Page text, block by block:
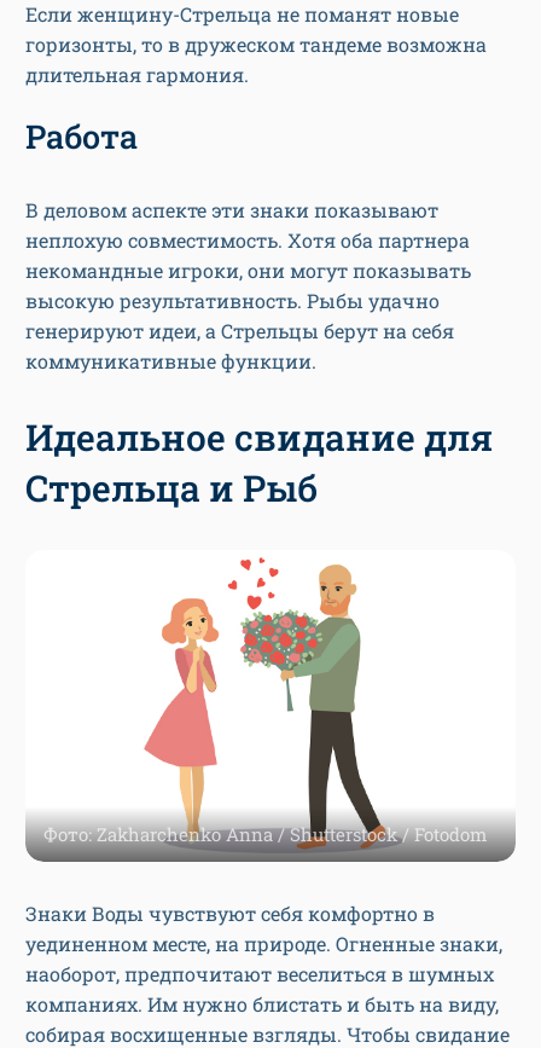
Если женщину-Стрельца не поманят новые
горизонты, то в дружеском тандеме возможна
длительная гармония.
Работа
В деловом аспекте эти знаки показывают
неплохую совместимость. Хотя оба партнера
некомандные игроки, они могут показывать
высокую результативность. Рыбы удачно
генерируют идеи, а Стрельцы берут на себя
коммуникативные функции.
Идеальное свидание для
Стрельца и Рыб
Фото: Zakharchenko Anna / Shutterstock / Fotodom
Знаки Воды чувствуют себя комфортно в
уединенном месте, на природе. Огненные знаки,
наоборот, предпочитают веселиться в шумных
компаниях. Им нужно блистать и быть на виду,
собирая восхищенные взгляды. Чтобы свидание